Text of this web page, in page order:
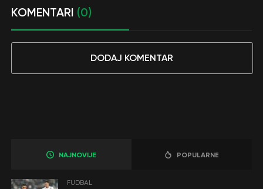
KOMENTARI (0)
DODAJ KOMENTAR
NAJNOVIJE POPULARNE
FUDBAL